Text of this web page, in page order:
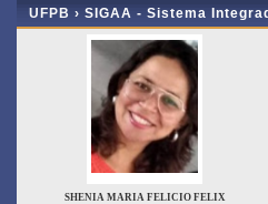
UFPB › SIGAA - Sistema
SHENIA MARIA FELICIO FELIX